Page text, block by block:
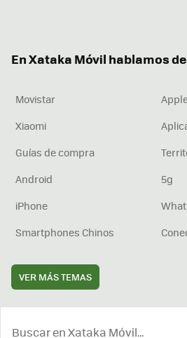
En Xataka Móvil hablamos
Movistar
Xiaomi
Guías de compra
Android
5g
iPhone
Smartphones Chinos
VER MÁS TEMAS